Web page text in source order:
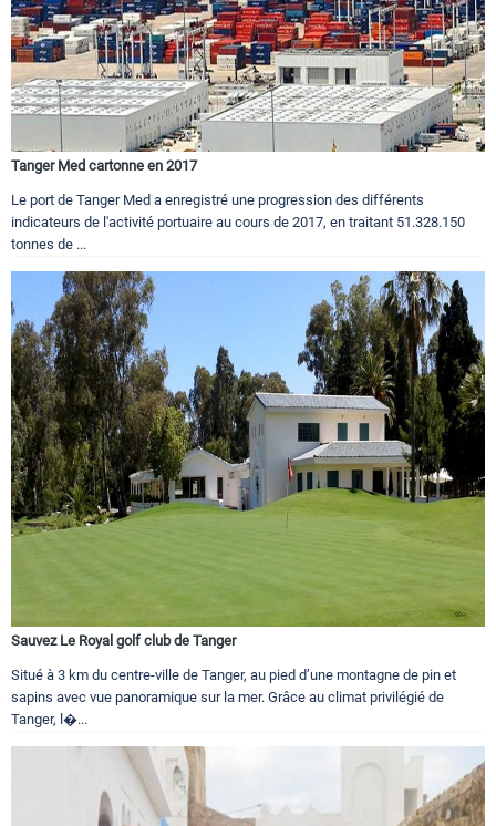
Tanger Med cartonne en 2017
Le port de Tanger Med a enregistré une progression des différents
indicateurs de l'activité portuaire au cours de 2017, en traitant 51.328.150
tonnes de ...
Sauvez Le Royal golf club de Tanger
Situé à 3 km du centre-ville de Tanger, au pied d’une montagne de pin et
sapins avec vue panoramique sur la mer. Grâce au climat privilégié de
Tanger, l�...